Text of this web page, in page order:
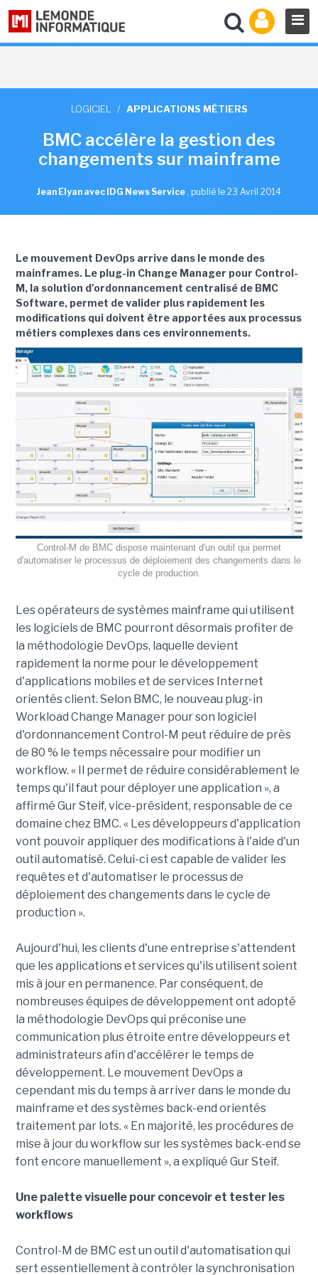
LOGICIEL / APPLICATIONS MÉTIERS
BMC accélère la gestion des
changements sur mainframe
Jean Elyan avec IDG News Service , publié le 23 Avril 2014
Le mouvement DevOps arrive dans le monde des
mainframes. Le plug-in Change Manager pour Control-
M, la solution d'ordonnancement centralisé de BMC
Software, permet de valider plus rapidement les
modifications qui doivent être apportées aux processus
métiers complexes dans ces environnements.
Control-M de BMC dispose maintenant d'un outil qui permet
d'automatiser le processus de déploiement des changements dans le
cycle de production.
Les opérateurs de systèmes mainframe qui utilisent
les logiciels de BMC pourront désormais profiter de
la méthodologie DevOps, laquelle devient
rapidement la norme pour le développement
d'applications mobiles et de services Internet
orientés client. Selon BMC, le nouveau plug-in
Workload Change Manager pour son logiciel
d'ordonnancement Control-M peut réduire de près
de 80 % le temps nécessaire pour modifier un
workflow. « Il permet de réduire considérablement le
temps qu'il faut pour déployer une application », a
affirmé Gur Steif, vice-président, responsable de ce
domaine chez BMC. « Les développeurs d'application
vont pouvoir appliquer des modifications à l'aide d'un
outil automatisé. Celui-ci est capable de valider les
requêtes et d'automatiser le processus de
déploiement des changements dans le cycle de
production ».
Aujourd'hui, les clients d'une entreprise s'attendent
que les applications et services qu'ils utilisent soient
mis à jour en permanence. Par conséquent, de
nombreuses équipes de développement ont adopté
la méthodologie DevOps qui préconise une
communication plus étroite entre développeurs et
administrateurs afin d'accélérer le temps de
développement. Le mouvement DevOps a
cependant mis du temps à arriver dans le monde du
mainframe et des systèmes back-end orientés
traitement par lots. « En majorité, les procédures de
mise à jour du workflow sur les systèmes back-end se
font encore manuellement », a expliqué Gur Steif.
Une palette visuelle pour concevoir et tester les
workflows
Control-M de BMC est un outil d'automatisation qui
sert essentiellement à contrôler la synchronisation